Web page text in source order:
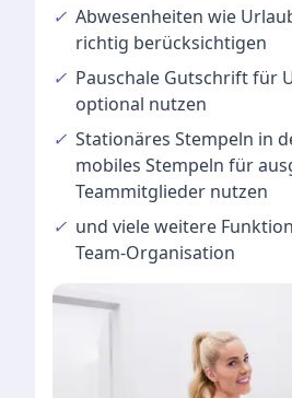
✓ Abwesenheiten wie
richtig berücksichtigen
✓ Pauschale Gutschriftfür
optional nutzen
✓ Stationäres Stempeln in
mobiles Stempeln für
Teammitglieder nutzen
✓ und vieleweitere
Team-Organisation